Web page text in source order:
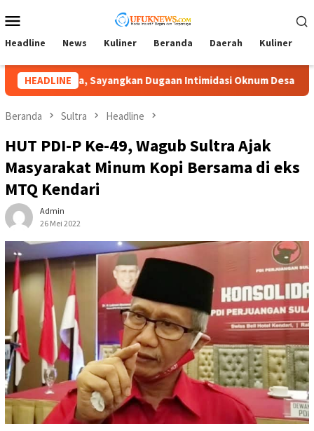
ke
kontenMobile
Headline News Kuliner Beranda Daerah Kuliner
HEADLINE
Desa Lambat Tangani Aduan Penyerobotan Tanah,
Beranda Sultra Headline
HUT PDI-P Ke-49, Wagub Sultra Ajak
Masyarakat Minum Kopi Bersama di eks
MTQ Kendari
Admin
26 Mei 2022